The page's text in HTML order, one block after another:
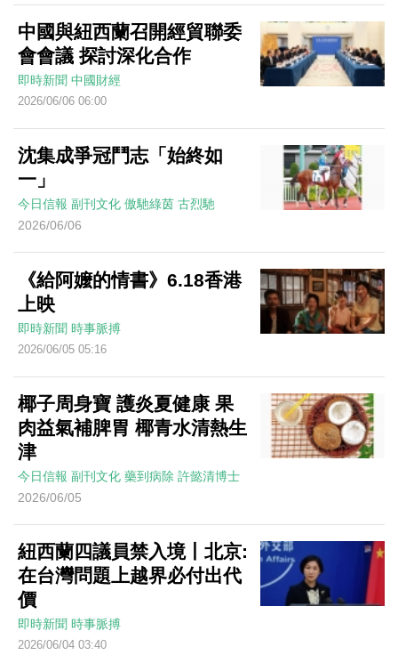
中國與紐西蘭召開經貿聯委
會會議 探討深化合作
即時新聞 中國財經
2026/06/06 06:00
沈集成爭冠鬥志「始終如
一」
今日信報 副刊文化 傲馳綠茵 古烈馳
2026/06/06
《給阿嬤的情書》6.18香港
上映
即時新聞 時事脈搏
2026/06/05 05:16
椰子周身寶 護炎夏健康 果
肉益氣補脾胃 椰青水清熱生
津
今日信報 副刊文化 藥到病除 許懿清博士
2026/06/05
紐西蘭四議員禁入境丨北京:
在台灣問題上越界必付出代
價
即時新聞 時事脈搏
2026/06/04 03:40